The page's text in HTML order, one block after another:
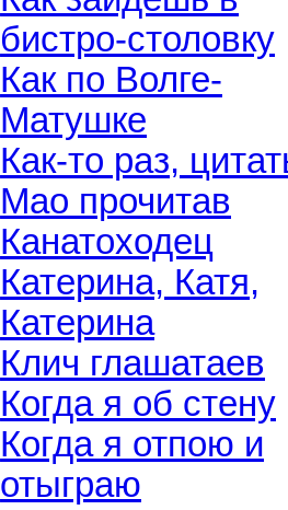
бистро-столовку
Как по Волге-
Матушке
Как-то раз,
Мао прочитав
Канатоходец
Катерина, Катя,
Катерина
Клич глашатаев
Когда я об стену
Когда я отпою и
отыграю